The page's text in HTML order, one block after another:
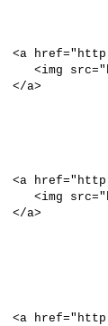
<a
<img
</a>
<a
<img
</a>
<a